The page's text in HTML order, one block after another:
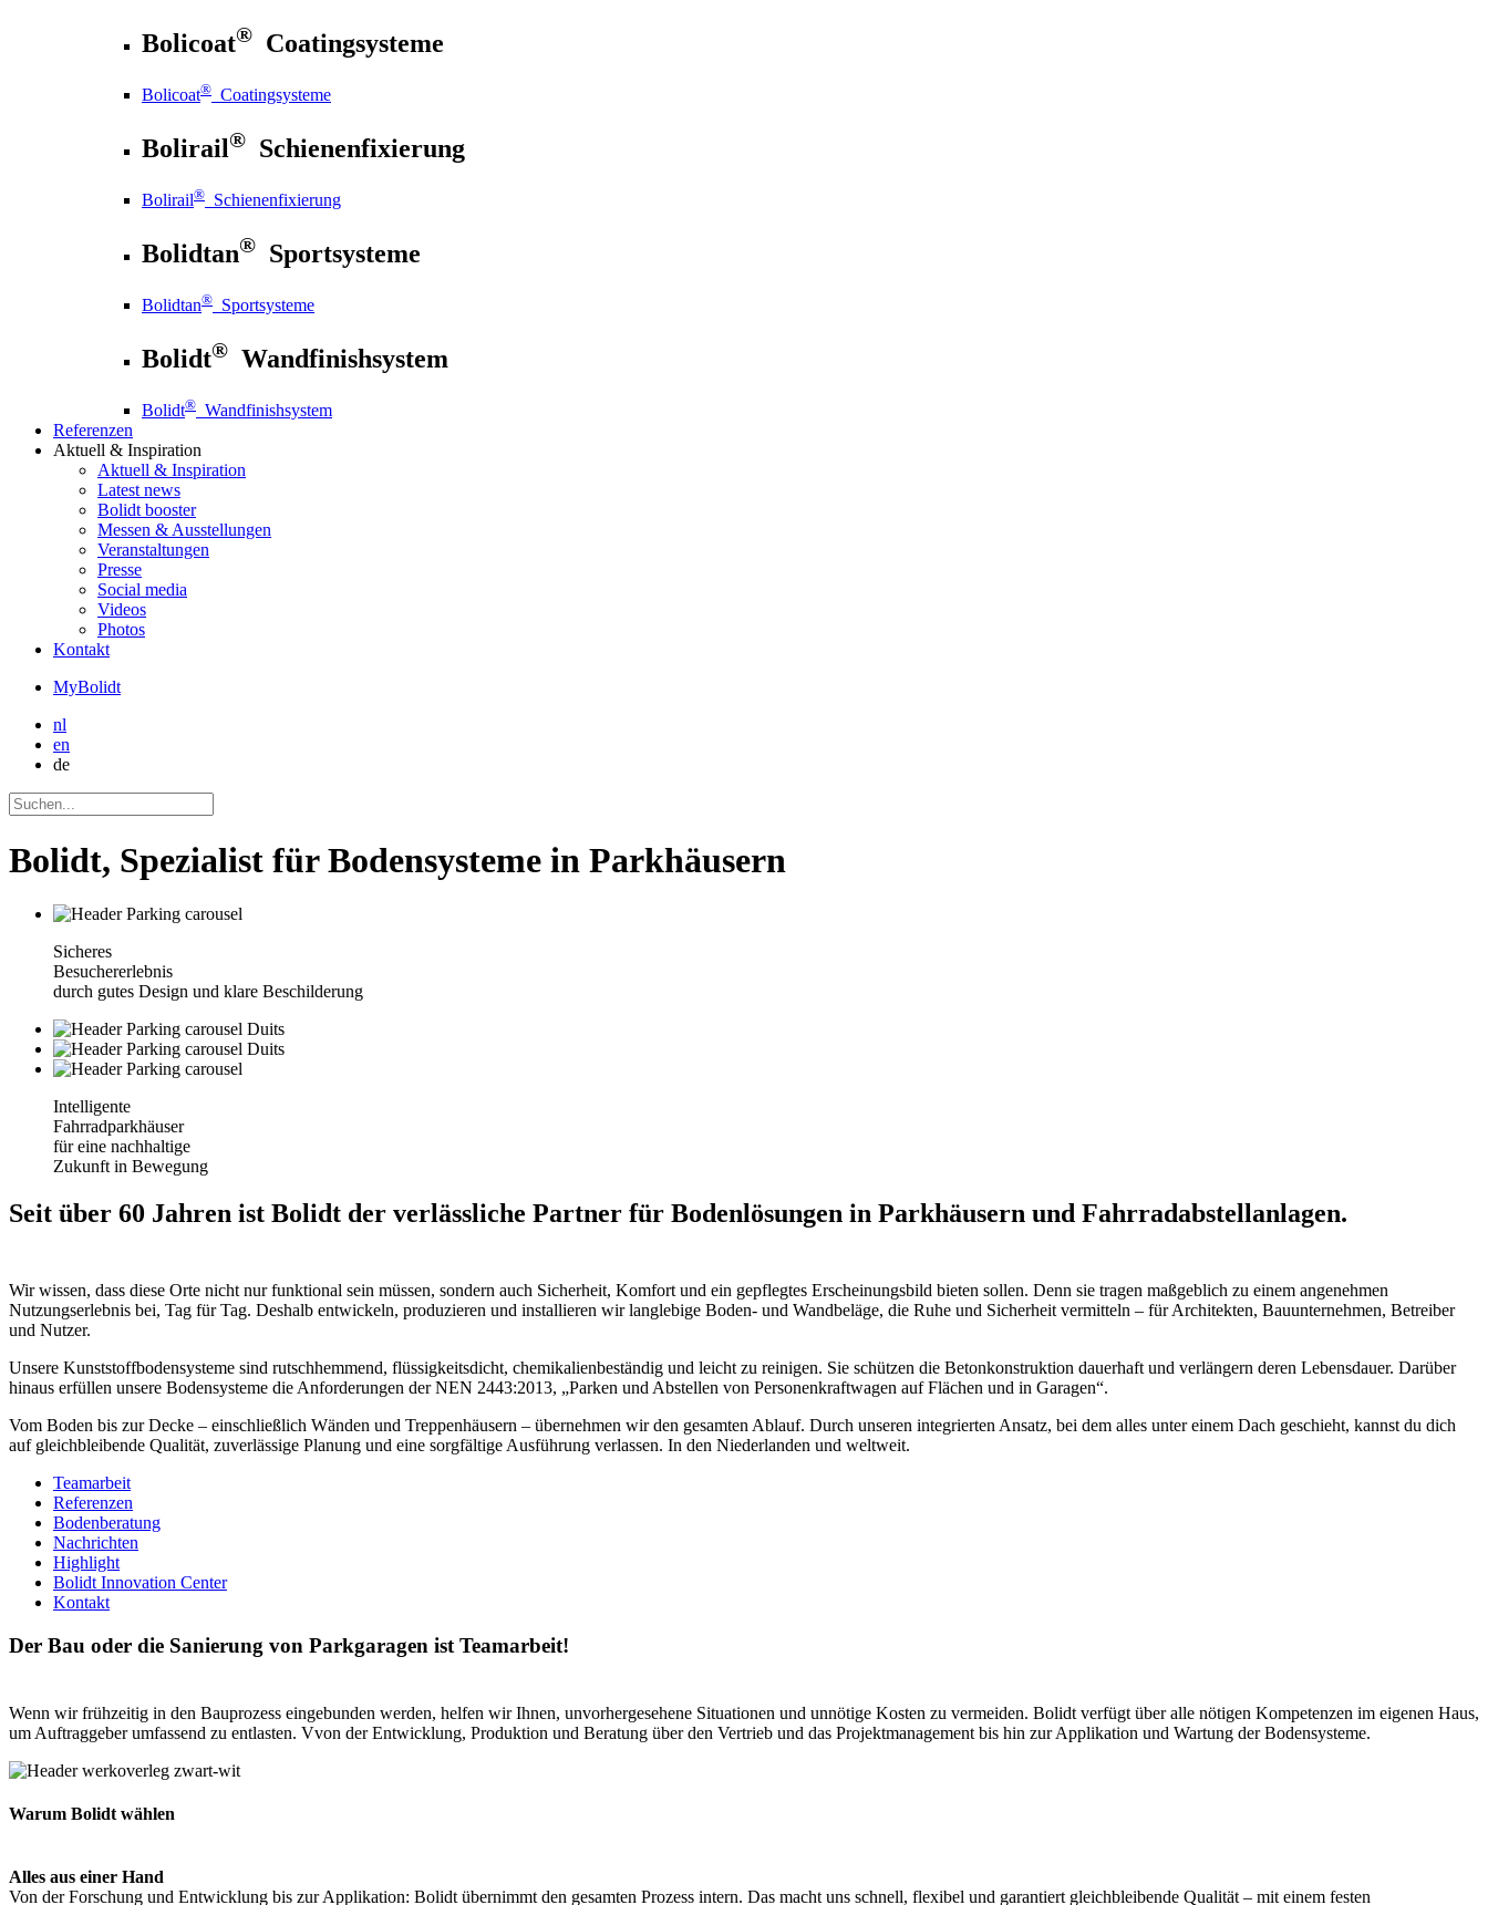
Bolicoat® Coatingsysteme
Bolicoat® Coatingsysteme
Bolirail® Schienenfixierung
Bolirail® Schienenfixierung
Bolidtan® Sportsysteme
Bolidtan® Sportsysteme
Bolidt® Wandfinishsystem
Bolidt® Wandfinishsystem
Referenzen
Aktuell & Inspiration
Aktuell & Inspiration
Latest news
Bolidt booster
Messen & Ausstellungen
Veranstaltungen
Presse
Social media
Videos
Photos
Kontakt
MyBolidt
nl
en
de
Bolidt, Spezialist für Bodensysteme in Parkhäusern
Sicheres
Besuchererlebnis
durch gutes Design und klare Beschilderung
Intelligente
Fahrradparkhäuser
für eine nachhaltige
Zukunft in Bewegung
Seit über 60 Jahren ist Bolidt der verlässliche Partner für Bodenlösungen in Parkhäusern und Fahrradabstellanlagen.
Wir wissen, dass diese Orte nicht nur funktional sein müssen, sondern auch Sicherheit, Komfort und ein gepflegtes Erscheinungsbild bieten sollen. Denn sie tragen maßgeblich zu einem angenehmen
Nutzungserlebnis bei, Tag für Tag. Deshalb entwickeln, produzieren und installieren wir langlebige Boden- und Wandbeläge, die Ruhe und Sicherheit vermitteln – für Architekten, Bauunternehmen, Betreiber
und Nutzer.
Unsere Kunststoffbodensysteme sind rutschhemmend, flüssigkeitsdicht, chemikalienbeständig und leicht zu reinigen. Sie schützen die Betonkonstruktion dauerhaft und verlängern deren Lebensdauer. Darüber
hinaus erfüllen unsere Bodensysteme die Anforderungen der NEN 2443:2013, „Parken und Abstellen von Personenkraftwagen auf Flächen und in Garagen“.
Vom Boden bis zur Decke – einschließlich Wänden und Treppenhäusern – übernehmen wir den gesamten Ablauf. Durch unseren integrierten Ansatz, bei dem alles unter einem Dach geschieht, kannst du dich
auf gleichbleibende Qualität, zuverlässige Planung und eine sorgfältige Ausführung verlassen. In den Niederlanden und weltweit.
Teamarbeit
Referenzen
Bodenberatung
Nachrichten
Highlight
Bolidt Innovation Center
Kontakt
Der Bau oder die Sanierung von Parkgaragen ist Teamarbeit!
Wenn wir frühzeitig in den Bauprozess eingebunden werden, helfen wir Ihnen, unvorhergesehene Situationen und unnötige Kosten zu vermeiden. Bolidt verfügt über alle nötigen Kompetenzen im eigenen Haus,
um Auftraggeber umfassend zu entlasten. Vvon der Entwicklung, Produktion und Beratung über den Vertrieb und das Projektmanagement bis hin zur Applikation und Wartung der Bodensysteme.
Warum Bolidt wählen
Alles aus einer Hand
Von der Forschung und Entwicklung bis zur Applikation: Bolidt übernimmt den gesamten Prozess intern. Das macht uns schnell, flexibel und garantiert gleichbleibende Qualität – mit einem festen